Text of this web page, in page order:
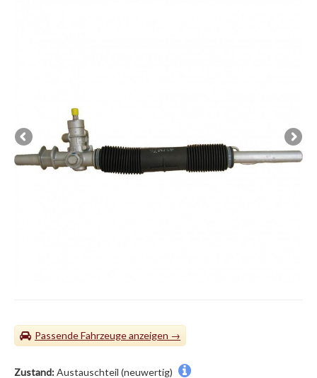
Passende Fahrzeuge
Zustand:Austauschteil (neuwertig)